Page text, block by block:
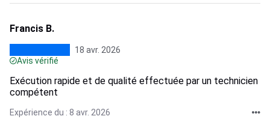
Francis B.
18 avr. 2026
Avis vérifié
Exécution rapide et de qualité effectuée par un technicien
compétent
Expérience du : 8 avr. 2026